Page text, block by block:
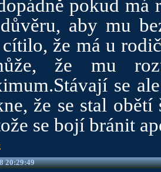
pokud
aby mu
že má u
že mu
se
že se stal
se bojí bránit
20:29:49